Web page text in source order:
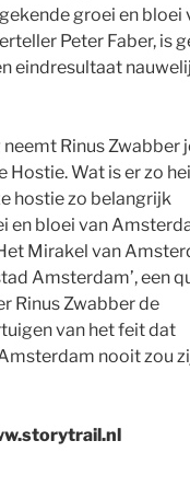
groei en
Peter Faber, is
eindresultaat
Rinus Zwabber
Hostie. Wat is er zo
hostie zo belangrijk
en bloei van
Mirakel van
Amsterdam’, een
Rinus Zwabber de
van het feit dat
nooit zou